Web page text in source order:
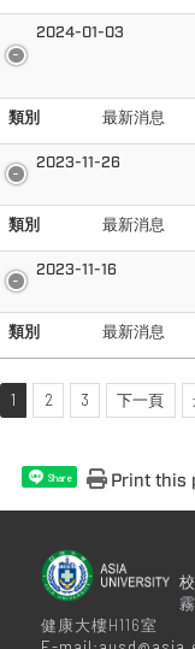
2024-01-03
類別
最新消息
2023-11-26
類別
最新消息
2023-11-16
類別
最新消息
1 2 3 下一頁
Share Print this
健康大樓H116室